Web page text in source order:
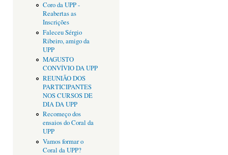
Coro da UPP -
Reabertas as
Inscrições
Faleceu Sérgio
Ribeiro, amigo da
UPP
MAGUSTO
CONVÍVIO DA UPP
REUNIÃO DOS
PARTICIPANTES
NOS CURSOS DE
DIA DA UPP
Recomeço dos
ensaios do Coral da
UPP
Vamos formar o
Coral da UPP?